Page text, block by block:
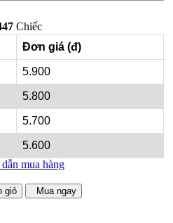
Chiếc
Đơn giá (đ)
5.900
5.800
5.700
5.600
mua hàng
giỏ Mua ngay